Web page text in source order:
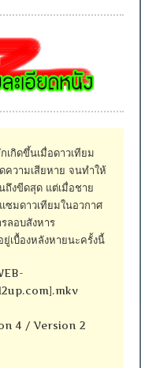
เกิดขึ้นเมื่อดาวเทียม
ความเสียหาย จนทำให้
ถึงขีดสุด แต่เมื่อชาย
ซมดาวเทียมในอวกาศ
ลอบสังหาร
เบื้องหลังหายนะครั้งนี้
4 / Version 2